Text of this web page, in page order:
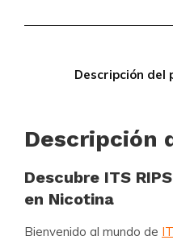
Descripción del
Descripción
Descubre ITS
en Nicotina
Bienvenido al mundo de